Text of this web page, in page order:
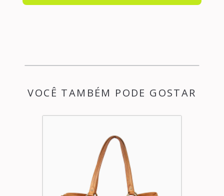
VOCÊ TAMBÉM PODE GOSTAR